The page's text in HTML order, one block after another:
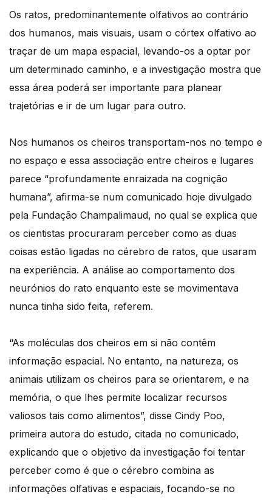
Os ratos, predominantemente olfativos ao contrário
dos humanos, mais visuais, usam o córtex olfativo ao
traçar de um mapa espacial, levando-os a optar por
um determinado caminho, e a investigação mostra que
essa área poderá ser importante para planear
trajetórias e ir de um lugar para outro.
Nos humanos os cheiros transportam-nos no tempo e
no espaço e essa associação entre cheiros e lugares
parece “profundamente enraizada na cognição
humana”, afirma-se num comunicado hoje divulgado
pela Fundação Champalimaud, no qual se explica que
os cientistas procuraram perceber como as duas
coisas estão ligadas no cérebro de ratos, que usaram
na experiência. A análise ao comportamento dos
neurónios do rato enquanto este se movimentava
nunca tinha sido feita, referem.
“As moléculas dos cheiros em si não contêm
informação espacial. No entanto, na natureza, os
animais utilizam os cheiros para se orientarem, e na
memória, o que lhes permite localizar recursos
valiosos tais como alimentos”, disse Cindy Poo,
primeira autora do estudo, citada no comunicado,
explicando que o objetivo da investigação foi tentar
perceber como é que o cérebro combina as
informações olfativas e espaciais, focando-se no